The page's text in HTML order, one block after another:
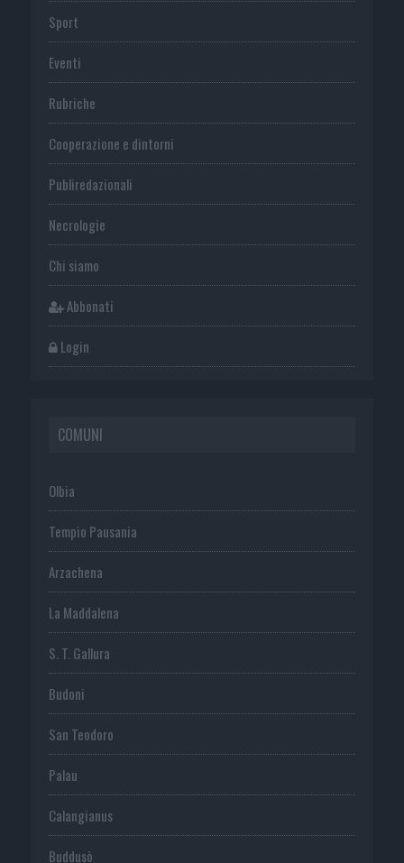
Sport
Eventi
Rubriche
Cooperazione e dintorni
Publiredazionali
Necrologie
Chi siamo
Abbonati
Login
COMUNI
Olbia
Tempio Pausania
Arzachena
La Maddalena
S. T. Gallura
Budoni
San Teodoro
Palau
Calangianus
Buddusò